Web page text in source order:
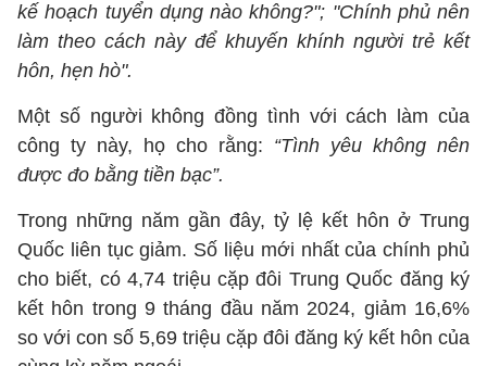
kế hoạch tuyển dụng nào không?"; "Chính phủ nên
làm theo cách này để khuyến khính người trẻ kết
hôn, hẹn hò".
Một số người không đồng tình với cách làm của
công ty này, họ cho rằng: “Tình yêu không nên
được đo bằng tiền bạc”.
Trong những năm gần đây, tỷ lệ kết hôn ở Trung
Quốc liên tục giảm. Số liệu mới nhất của chính phủ
cho biết, có 4,74 triệu cặp đôi Trung Quốc đăng ký
kết hôn trong 9 tháng đầu năm 2024, giảm 16,6%
so với con số 5,69 triệu cặp đôi đăng ký kết hôn của